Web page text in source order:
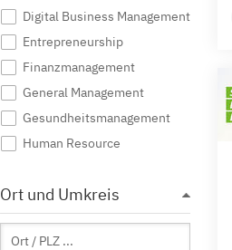
Digital Business Management
Entrepreneurship
Finanzmanagement
General Management
Gesundheitsmanagement
Human Resource
Industrial Management
International Business
International Management
Ort und Umkreis